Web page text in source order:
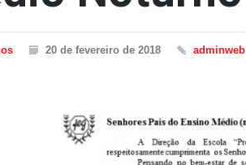
20 de fevereiro de 2018 adminweb